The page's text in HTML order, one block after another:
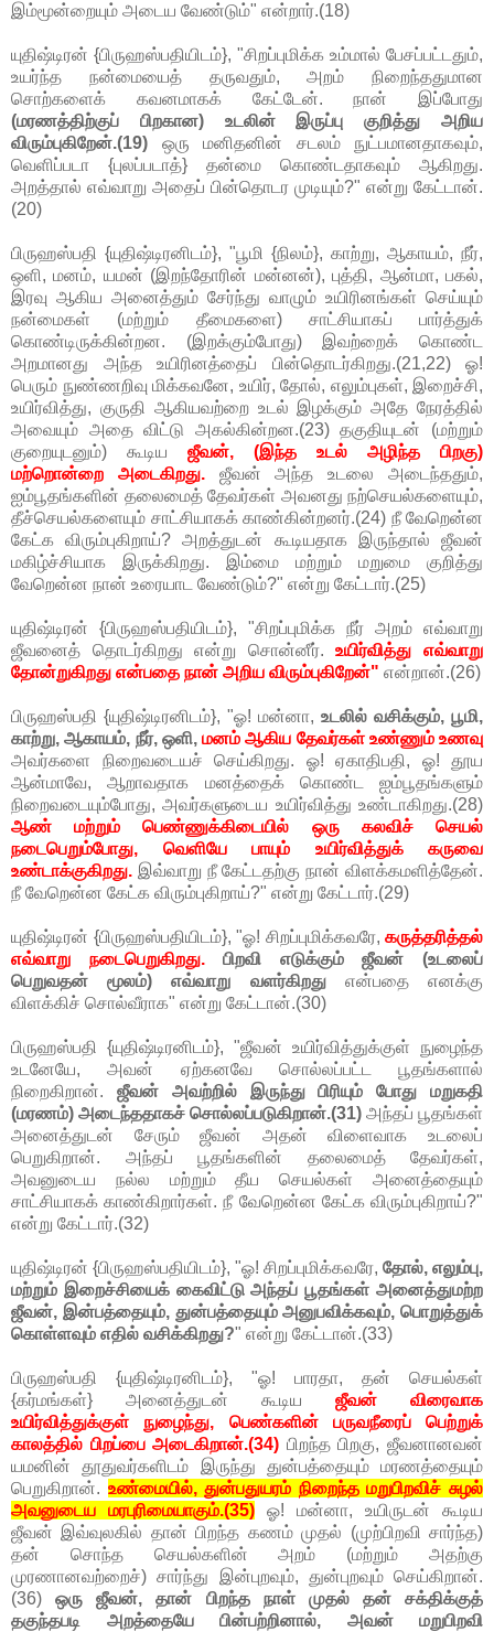
இம்மூன்றையும் அடைய வேண்டும்" என்றார்.(18)
யுதிஷ்டிரன் {பிருஹஸ்பதியிடம்}, "சிறப்புமிக்க உம்மால் பேசப்பட்டதும்,
உயர்ந்த நன்மையைத் தருவதும், அறம் நிறைந்ததுமான
சொற்களைக் கவனமாகக் கேட்டேன். நான் இப்போது
(மரணத்திற்குப் பிறகான) உடலின் இருப்பு குறித்து அறிய
விரும்புகிறேன்.(19) ஒரு மனிதனின் சடலம் நுட்பமானதாகவும்,
வெளிப்படா {புலப்படாத்} தன்மை கொண்டதாகவும் ஆகிறது.
அறத்தால் எவ்வாறு அதைப் பின்தொடர முடியும்?" என்று கேட்டான்.
(20)
பிருஹஸ்பதி {யுதிஷ்டிரனிடம்}, "பூமி {நிலம்}, காற்று, ஆகாயம், நீர்,
ஒளி, மனம், யமன் (இறந்தோரின் மன்னன்), புத்தி, ஆன்மா, பகல்,
இரவு ஆகிய அனைத்தும் சேர்ந்து வாழும் உயிரினங்கள் செய்யும்
நன்மைகள் (மற்றும் தீமைகளை) சாட்சியாகப் பார்த்துக்
கொண்டிருக்கின்றன. (இறக்கும்போது) இவற்றைக் கொண்ட
அறமானது அந்த உயிரினத்தைப் பின்தொடர்கிறது.(21,22) ஓ!
பெரும் நுண்ணறிவு மிக்கவனே, உயிர், தோல், எலும்புகள், இறைச்சி,
உயிர்வித்து, குருதி ஆகியவற்றை உடல் இழக்கும் அதே நேரத்தில்
அவையும் அதை விட்டு அகல்கின்றன.(23) தகுதியுடன் (மற்றும்
குறையுடனும்) கூடிய ஜீவன், (இந்த உடல் அழிந்த பிறகு)
மற்றொன்றை அடைகிறது.ஜீவன் அந்த உடலை அடைந்ததும்,
ஐம்பூதங்களின் தலைமைத் தேவர்கள் அவனது நற்செயல்களையும்,
தீச்செயல்களையும் சாட்சியாகக் காண்கின்றனர்.(24) நீ வேறென்ன
கேட்க விரும்புகிறாய்? அறத்துடன் கூடியதாக இருந்தால் ஜீவன்
மகிழ்ச்சியாக இருக்கிறது. இம்மை மற்றும் மறுமை குறித்து
வேறென்ன நான் உரையாட வேண்டும்?" என்று கேட்டார்.(25)
யுதிஷ்டிரன் {பிருஹஸ்பதியிடம்}, "சிறப்புமிக்க நீர் அறம் எவ்வாறு
ஜீவனைத் தொடர்கிறது என்று சொன்னீர்.உயிர்வித்து எவ்வாறு
தோன்றுகிறது என்பதை நான் அறிய விரும்புகிறேன்" என்றான்.(26)
பிருஹஸ்பதி {யுதிஷ்டிரனிடம்}, "ஓ! மன்னா, உடலில் வசிக்கும், பூமி,
காற்று, ஆகாயம், நீர், ஒளி, மனம் ஆகிய தேவர்கள் உண்ணும் உணவு
அவர்களை நிறைவடையச் செய்கிறது. ஓ! ஏகாதிபதி, ஓ! தூய
ஆன்மாவே, ஆறாவதாக மனத்தைக் கொண்ட ஐம்பூதங்களும்
நிறைவடையும்போது, அவர்களுடைய உயிர்வித்து உண்டாகிறது.(28)
ஆண் மற்றும் பெண்ணுக்கிடையில் ஒரு கலவிச் செயல்
நடைபெறும்போது, வெளியே பாயும் உயிர்வித்துக் கருவை
உண்டாக்குகிறது. இவ்வாறு நீ கேட்டதற்கு நான் விளக்கமளித்தேன்.
நீ வேறென்ன கேட்க விரும்புகிறாய்?" என்று கேட்டார்.(29)
யுதிஷ்டிரன் {பிருஹஸ்பதியிடம்}, "ஓ! சிறப்புமிக்கவரே, கருத்தரித்தல்
எவ்வாறு நடைபெறுகிறது.
பிறவி எடுக்கும் ஜீவன் (உடலைப்
பெறுவதன் மூலம்) எவ்வாறு வளர்கிறதுஎன்பதை எனக்கு
விளக்கிச் சொல்வீராக" என்று கேட்டான்.(30)
பிருஹஸ்பதி {யுதிஷ்டிரனிடம்}, "ஜீவன் உயிர்வித்துக்குள் நுழைந்த
உடனேயே, அவன் ஏற்கனவே சொல்லப்பட்ட பூதங்களால்
நிறைகிறான். ஜீவன் அவற்றில் இருந்து பிரியும் போது மறுகதி
(மரணம்) அடைந்ததாகச் சொல்லப்படுகிறான்.(31) அந்தப் பூதங்கள்
அனைத்துடன் சேரும் ஜீவன் அதன் விளைவாக உடலைப்
பெறுகிறான். அந்தப் பூதங்களின் தலைமைத் தேவர்கள்,
அவனுடைய நல்ல மற்றும் தீய செயல்கள் அனைத்தையும்
சாட்சியாகக் காண்கிறார்கள். நீ வேறென்ன கேட்க விரும்புகிறாய்?"
என்று கேட்டார்.(32)
யுதிஷ்டிரன் {பிருஹஸ்பதியிடம்}, "ஓ! சிறப்புமிக்கவரே, தோல், எலும்பு,
மற்றும் இறைச்சியைக் கைவிட்டு அந்தப் பூதங்கள் அனைத்துமற்ற
ஜீவன், இன்பத்தையும், துன்பத்தையும் அனுபவிக்கவும், பொறுத்துக்
கொள்ளவும் எதில் வசிக்கிறது?" என்று கேட்டான்.(33)
பிருஹஸ்பதி {யுதிஷ்டிரனிடம்}, "ஓ! பாரதா, தன் செயல்கள்
{கர்மங்கள்} அனைத்துடன் கூடிய ஜீவன் விரைவாக
உயிர்வித்துக்குள் நுழைந்து, பெண்களின் பருவநீரைப் பெற்றுக்
காலத்தில் பிறப்பை அடைகிறான்.(34) பிறந்த பிறகு, ஜீவனானவன்
யமனின் தூதுவர்களிடம் இருந்து துன்பத்தையும் மரணத்தையும்
பெறுகிறான். உண்மையில், துன்பதுயரம் நிறைந்த மறுபிறவிச் சுழல்
அவனுடைய மரபுரிமையாகும்.(35) ஓ! மன்னா, உயிருடன் கூடிய
ஜீவன் இவ்வுலகில் தான் பிறந்த கணம் முதல் (முற்பிறவி சார்ந்த)
தன் சொந்த செயல்களின் அறம் (மற்றும் அதற்கு
முரணானவற்றைச்) சார்ந்து இன்புறவும், துன்புறவும் செய்கிறான்.
(36)ஒரு ஜீவன், தான் பிறந்த நாள் முதல் தன் சக்திக்குத்
தகுந்தபடி அறத்தையே பின்பற்றினால், அவன் மறுபிறவி